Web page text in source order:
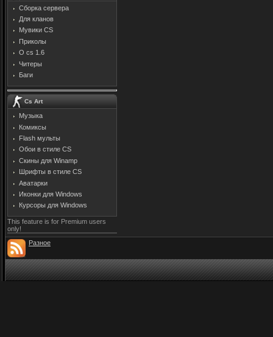
Сборка сервера
Для кланов
Мувики CS
Приколы
О cs 1.6
Читеры
Баги
Cs Art
Музыка
Комиксы
Flash мульты
Обои в стиле CS
Скины для Winamp
Шрифты в стиле CS
Аватарки
Иконки для Windows
Курсоры для Windows
This feature is for Premium users
only!
Разное